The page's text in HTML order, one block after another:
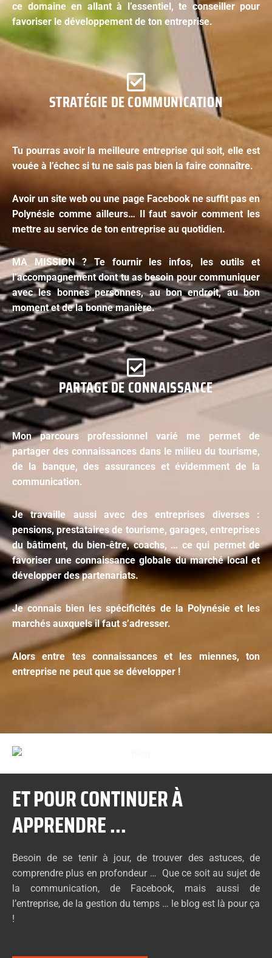
ce domaine en allant à l’essentiel, te conseiller pour
favoriser le développement de ton entreprise.
STRATÉGIE DE COMMUNICATION
Tu pourras avoir la meilleure entreprise qui soit, elle est
vouée à l’échec si tu ne sais pas bien la faire connaître.
Avoir un site web ou une page Facebook ne suffit pas en
Polynésie comme ailleurs… Il faut savoir comment les
mettre au service de ton entreprise au quotidien.
MA MISSION ? Te fournir les infos, les outils et
l’accompagnement dont tu as besoin pour communiquer
avec les bonnes personnes, au bon endroit, au bon
moment et de la bonne manière.
PARTAGE DE CONNAISSANCE
Mon parcours professionnel varié me permet de
partager des connaissances dans le milieu du tourisme,
de la banque, des assurances et évidemment de la
communication.
Je travaille aussi avec des entreprises diverses :
pensions, prestataires de tourisme, garages, entreprises
du bâtiment, du bien-être, coachs, … ce qui permet de
favoriser une connaissance globale du marché local et
développer des partenariats.
Je connais bien les spécificités de la Polynésie et les
marchés auxquels il faut s’adresser.
Alors entre tes connaissances et les miennes, ton
entreprise ne peut que se développer !
ET POUR CONTINUER À
APPRENDRE ...
Besoin de se tenir à jour, de trouver des astuces, de
comprendre plus en profondeur … Que ce soit au sujet de
la communication, de Facebook, mais aussi de
l’entreprise, de la gestion du temps … le blog est là pour ça
!